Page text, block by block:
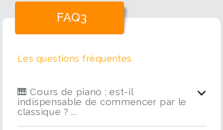
FAQ3
Les questions fréquentes
🎹 Cours de piano : est-il
indispensable de commencer par le
classique ? ...